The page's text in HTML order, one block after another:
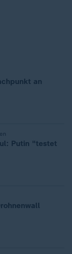
an
Putin "testet